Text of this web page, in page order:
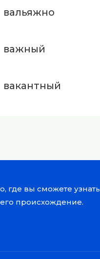
вальяжно
важный
вакантный
где вы сможете узнать
происхождение.